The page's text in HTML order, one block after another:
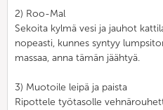
2) Roo-Mal
Sekoita kylmä vesi ja jauhot
nopeasti, kunnes syntyy
massaa, anna tämän jäähtyä.
3) Muotoile leipä ja paista
Ripottele työtasolle